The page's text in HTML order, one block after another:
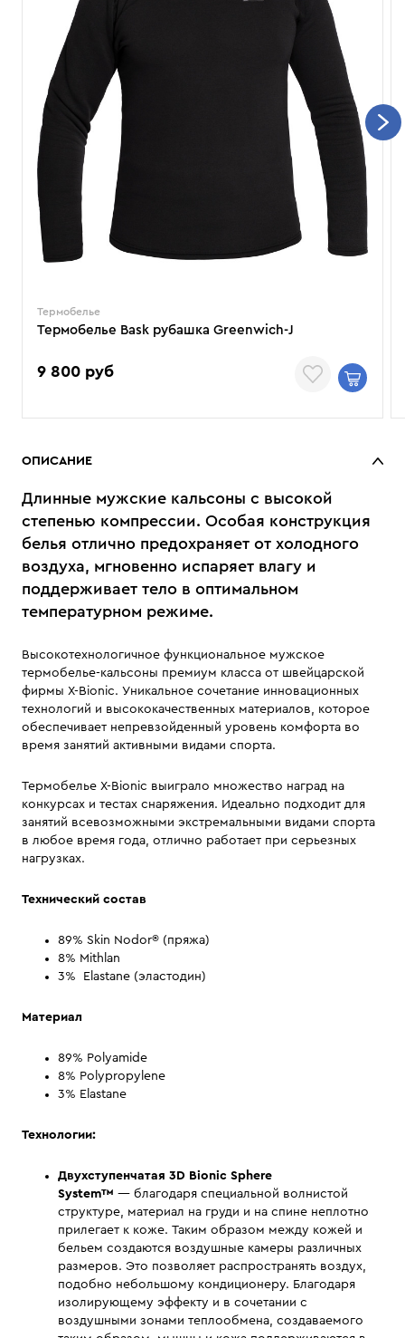
Термобелье
Термобелье Bask рубашка Greenwich-J
9 800 руб
ОПИСАНИЕ
Длинные мужские кальсоны с высокой
степенью компрессии. Особая конструкция
белья отлично предохраняет от холодного
воздуха, мгновенно испаряет влагу и
поддерживает тело в оптимальном
температурном режиме.
Высокотехнологичное функциональное мужское
термобелье-кальсоны премиум класса от швейцарской
фирмы X-Bionic. Уникальное сочетание инновационных
технологий и высококачественных материалов, которое
обеспечивает непревзойденный уровень комфорта во
время занятий активными видами спорта.
Термобелье X-Bionic выиграло множество наград на
конкурсах и тестах снаряжения. Идеально подходит для
занятий всевозможными экстремальными видами спорта
в любое время года, отлично работает при серьезных
нагрузках.
Технический состав
89% Skin Nodor® (пряжа)
8% Mithlan
3% Elastane (эластодин)
Материал
89% Polyamide
8% Polypropylene
3% Elastane
Технологии:
Двухступенчатая 3D Bionic Sphere
System™ — благодаря специальной волнистой
структуре, материал на груди и на спине неплотно
прилегает к коже. Таким образом между кожей и
бельем создаются воздушные камеры различных
размеров. Это позволяет распространять воздух,
подобно небольшому кондиционеру. Благодаря
изолирующему эффекту и в сочетании с
воздушными зонами теплообмена, создаваемого